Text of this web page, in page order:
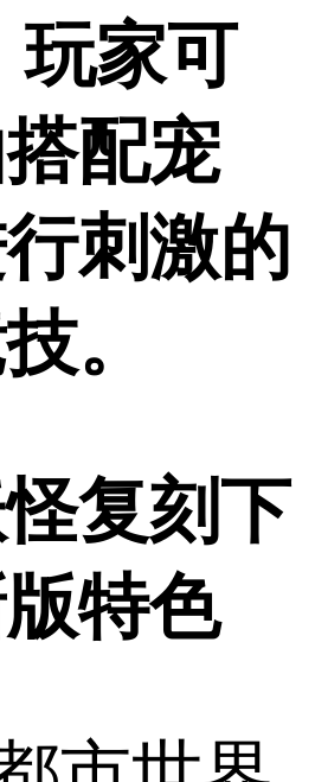
玩家可
配宠
刺激的
。
复刻下
特色